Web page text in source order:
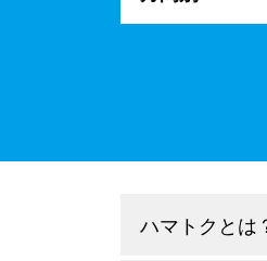
ハマトクとは